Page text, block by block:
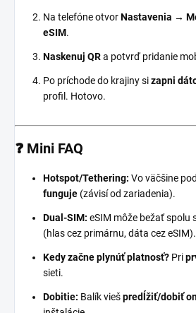
Na telefóne otvorNastavenia →
eSIM.
Naskenuj QRa potvrď pridanie
Po príchode do krajiny sizapni
profil. Hotovo.
❓ Mini FAQ
Hotspot/Tethering: Vo väčšine
funguje (závisí od zariadenia).
Dual-SIM: eSIM môže bežať spolu
(hlas cez primárnu, dáta cez eSIM).
Kedy začne plynúť platnosť? Pri
sieti.
Dobitie: Balík viešpredĺžiť/dobiť